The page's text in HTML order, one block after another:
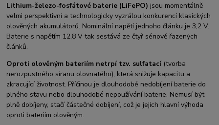
Lithium-železo-fosfátové baterie (LiFePO) jsou momentálně
velmi perspektivní a technologicky vyzrálou konkurencí klasických
olověných akumulátorů. Nominální napětí jednoho článku je 3,2 V.
Baterie s napětím 12,8 V tak sestává ze čtyř sériově řazených
článků.
Oproti olověným bateriím netrpí tzv. sulfatací (tvorba
nerozpustného síranu olovnatého), která snižuje kapacitu a
zkracující životnost. Příčinou je dlouhodobé nedobíjení baterie do
plného stavu nebo dlouhodobé nepoužívání baterie. Nemusí být
plně dobíjeny, stačí částečné dobíjení, což je jejich hlavní výhoda
oproti bateriím olověným.